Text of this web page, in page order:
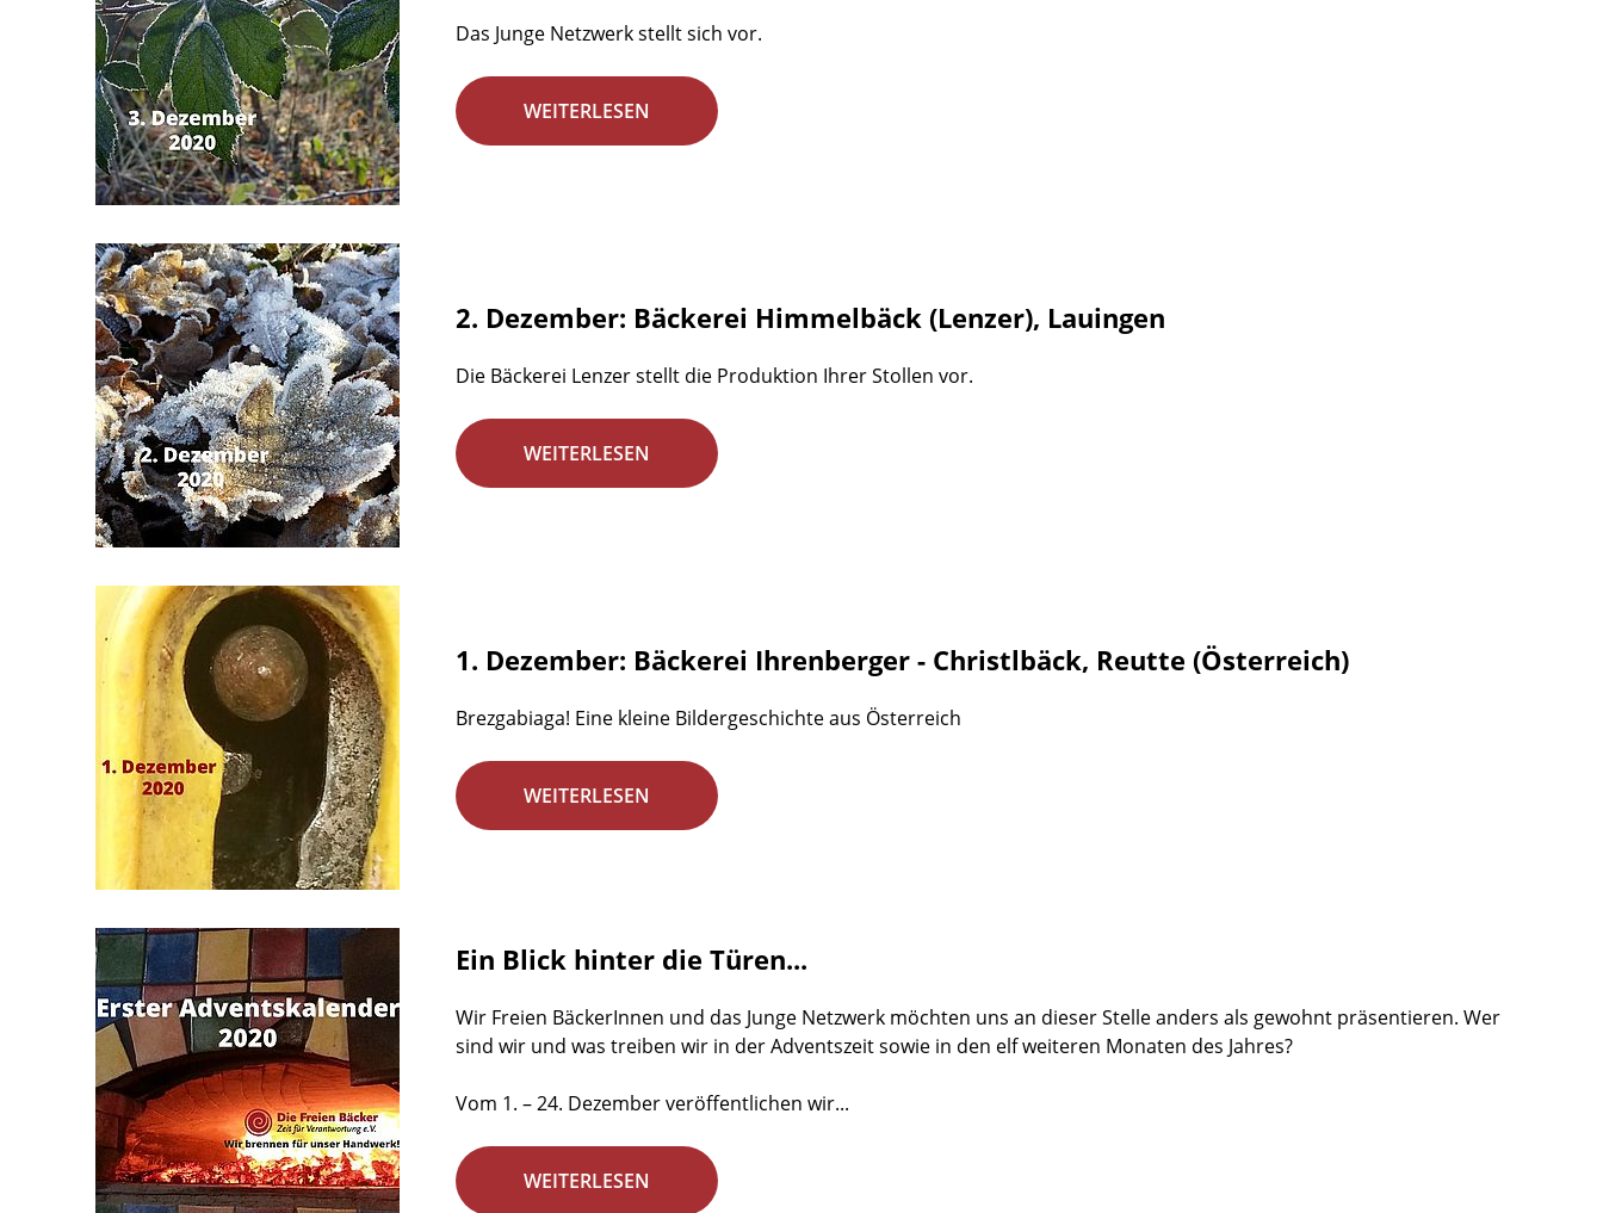
Das Junge Netzwerk stellt sich vor.
WEITERLESEN
2. Dezember: Bäckerei Himmelbäck (Lenzer), Lauingen
Die Bäckerei Lenzer stellt die Produktion Ihrer Stollen vor.
WEITERLESEN
1. Dezember: Bäckerei Ihrenberger - Christlbäck, Reutte (Österreich)
Brezgabiaga! Eine kleine Bildergeschichte aus Österreich
WEITERLESEN
Ein Blick hinter die Türen...
Wir Freien BäckerInnen und das Junge Netzwerk möchten uns an dieser Stelle anders als gewohnt präsentieren. Wer
sind wir und was treiben wir in der Adventszeit sowie in den elf weiteren Monaten des Jahres?
Vom 1. – 24. Dezember veröffentlichen wir...
WEITERLESEN